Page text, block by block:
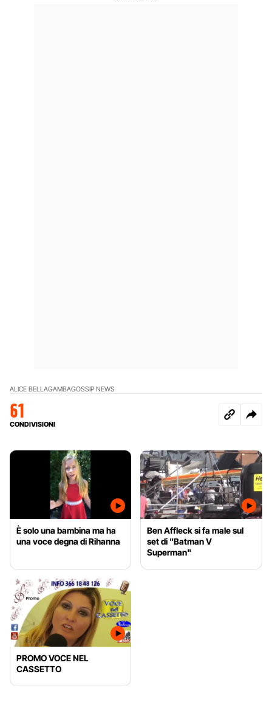
ALICE BELLAGAMBAGOSSIP NEWS
61
CONDIVISIONI
È solo una bambina ma ha
una voce degna di Rihanna
Ben Affleck si fa male sul
set di "Batman V
Superman"
PROMO VOCE NEL
CASSETTO